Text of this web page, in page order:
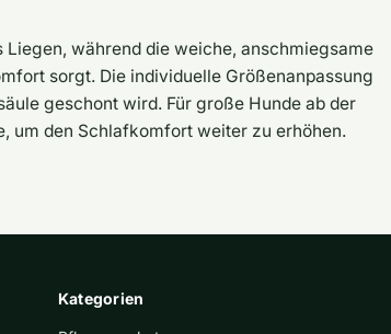
während die weiche, anschmiegsame
sorgt. Die individuelle Größenanpassung
geschont wird. Für große Hunde ab der
um den Schlafkomfort weiter zu erhöhen.
Kategorien